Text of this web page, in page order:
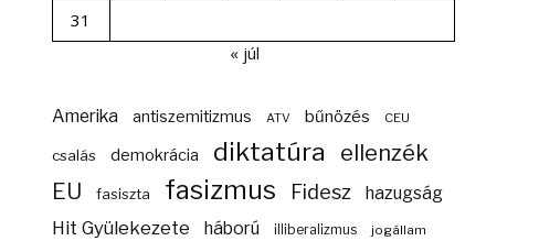
31
« júl
Amerika antiszemitizmus ATV bűnözés CEU
csalás demokrácia diktatúra ellenzék
EU fasiszta fasizmus Fidesz hazugság
Hit Gyülekezete háború illiberalizmus jogállam